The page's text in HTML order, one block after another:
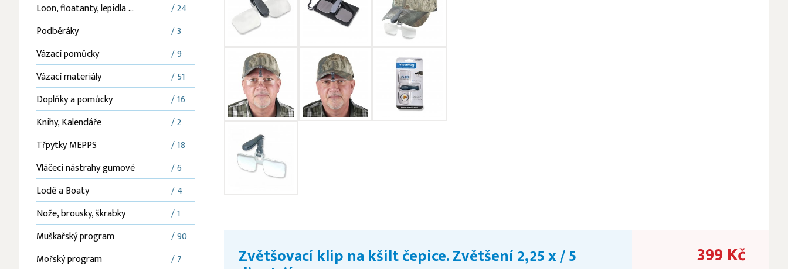
Loon, floatanty, lepidla ...
/ 24
Podběráky
/ 3
Vázací pomůcky
/ 9
Vázací materiály
/ 51
Doplňky a pomůcky
/ 16
Knihy, Kalendáře
/ 2
Třpytky MEPPS
/ 18
Vláčecí nástrahy gumové
/ 6
Lodě a Boaty
/ 4
Nože, brousky, škrabky
/ 1
Muškařský program
/ 90
Mořský program
/ 7
Zvětšovací klip na kšilt čepice. Zvětšení 2,25 x / 5 399 Kč